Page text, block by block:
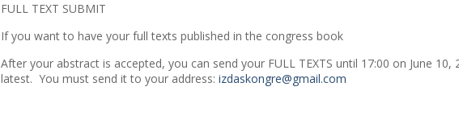
FULL TEXT SUBMIT
If you want to have your full texts published in the congress book
After your abstract is accepted, you can send your FULL TEXTS until 17:00 on June 10,
latest. You must send it to your address: izdaskongre@gmail.com